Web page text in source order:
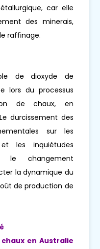
car elle
des minerais,
raffinage.
de dioxyde de
lors du processus
de chaux, en
durcissement des
sur les
les inquiétudes
le changement
la dynamique du
de production de
en Australie